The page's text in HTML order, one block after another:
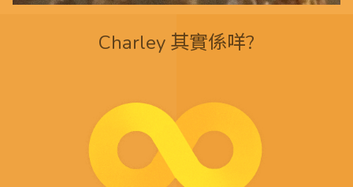
Charley 其實係咩?